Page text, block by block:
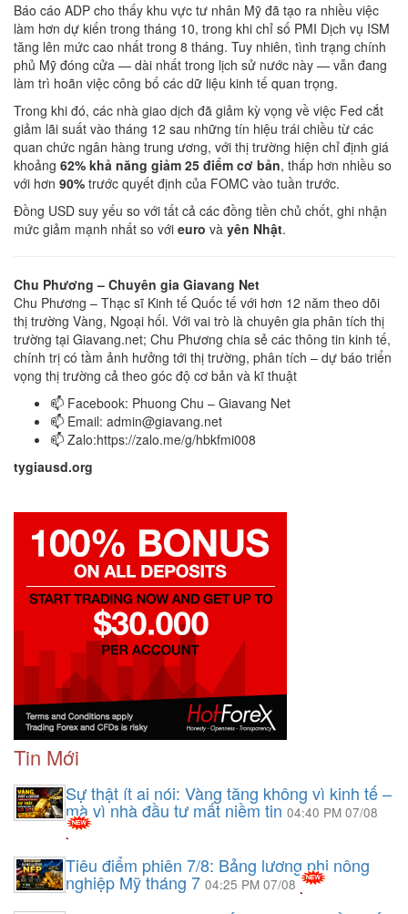
Báo cáo ADP cho thấy khu vực tư nhân Mỹ đã tạo ra nhiều việc
làm hơn dự kiến trong tháng 10, trong khi chỉ số PMI Dịch vụ ISM
tăng lên mức cao nhất trong 8 tháng. Tuy nhiên, tình trạng chính
phủ Mỹ đóng cửa — dài nhất trong lịch sử nước này — vẫn đang
làm trì hoãn việc công bố các dữ liệu kinh tế quan trọng.
Trong khi đó, các nhà giao dịch đã giảm kỳ vọng về việc Fed cắt
giảm lãi suất vào tháng 12 sau những tín hiệu trái chiều từ các
quan chức ngân hàng trung ương, với thị trường hiện chỉ định giá
khoảng 62% khả năng giảm 25 điểm cơ bản, thấp hơn nhiều so
với hơn 90% trước quyết định của FOMC vào tuần trước.
Đồng USD suy yếu so với tất cả các đồng tiền chủ chốt, ghi nhận
mức giảm mạnh nhất so với euro và yên Nhật.
Chu Phương – Chuyên gia Giavang Net
Chu Phương – Thạc sĩ Kinh tế Quốc tế với hơn 12 năm theo dõi
thị trường Vàng, Ngoại hối. Với vai trò là chuyên gia phân tích thị
trường tại Giavang.net; Chu Phương chia sẻ các thông tin kinh tế,
chính trị có tầm ảnh hưởng tới thị trường, phân tích – dự báo triển
vọng thị trường cả theo góc độ cơ bản và kĩ thuật
📫 Facebook: Phuong Chu – Giavang Net
📫 Email: admin@giavang.net
📫 Zalo:https://zalo.me/g/hbkfmi008
tygiausd.org
Tin Mới
Sự thật ít ai nói: Vàng tăng không vì kinh tế –
mà vì nhà đầu tư mất niềm tin 04:40 PM 07/08
Tiêu điểm phiên 7/8: Bảng lương phi nông
nghiệp Mỹ tháng 7 04:25 PM 07/08